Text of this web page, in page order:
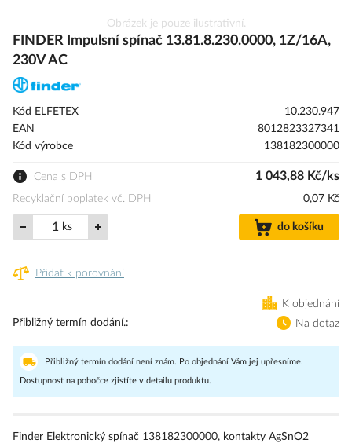
na
začátek
s
Obrázek je pouze ilustrativní.
FINDER Impulsní spínač 13.81.8.230.0000, 1Z/16A,
230V AC
Kód ELFETEX
10.230.947
EAN
8012823327341
Kód výrobce
138182300000
Cena s DPH 1 043,88 Kč/ks
Recyklační poplatek vč. DPH 0,07 Kč
ks do košíku
Přidat k porovnání
K objednání
Přibližný termín dodání.
Na dotaz
Přibližný termín dodání není znám. Po objednání Vám jej upřesníme.
Dostupnost na pobočce zjistíte v detailu produktu.
Finder Elektronický spínač 138182300000, kontakty AgSnO2